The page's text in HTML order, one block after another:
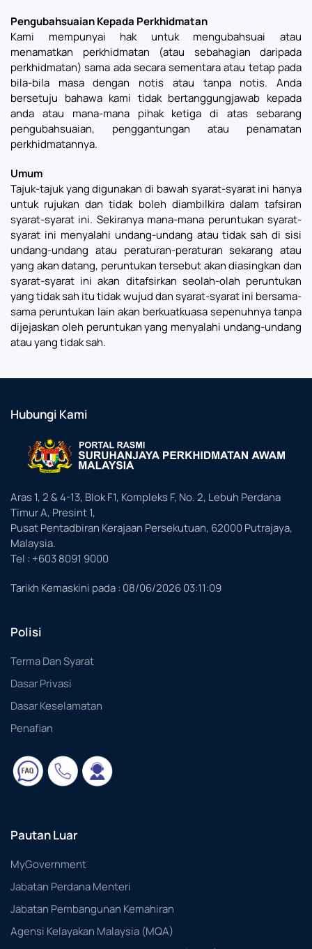
Pengubahsuaian Kepada Perkhidmatan
Kami mempunyai hak untuk mengubahsuai atau
menamatkan perkhidmatan (atau sebahagian daripada
perkhidmatan) sama ada secara sementara atau tetap pada
bila-bila masa dengan notis atau tanpa notis. Anda
bersetuju bahawa kami tidak bertanggungjawab kepada
anda atau mana-mana pihak ketiga di atas sebarang
pengubahsuaian, penggantungan atau penamatan
perkhidmatannya.
Umum
Tajuk-tajuk yang digunakan di bawah syarat-syarat ini hanya
untuk rujukan dan tidak boleh diambilkira dalam tafsiran
syarat-syarat ini. Sekiranya mana-mana peruntukan syarat-
syarat ini menyalahi undang-undang atau tidak sah di sisi
undang-undang atau peraturan-peraturan sekarang atau
yang akan datang, peruntukan tersebut akan diasingkan dan
syarat-syarat ini akan ditafsirkan seolah-olah peruntukan
yang tidak sah itu tidak wujud dan syarat-syarat ini bersama-
sama peruntukan lain akan berkuatkuasa sepenuhnya tanpa
dijejaskan oleh peruntukan yang menyalahi undang-undang
atau yang tidak sah.
Hubungi Kami
Aras 1, 2 & 4-13, Blok F1, Kompleks F, No. 2, Lebuh Perdana
Timur A, Presint 1,
Pusat Pentadbiran Kerajaan Persekutuan, 62000 Putrajaya,
Malaysia.
Tel : +603 8091 9000
Tarikh Kemaskini pada : 08/06/2026 03:11:09
Polisi
Terma Dan Syarat
Dasar Privasi
Dasar Keselamatan
Penafian
Pautan Luar
MyGovernment
Jabatan Perdana Menteri
Jabatan Pembangunan Kemahiran
Agensi Kelayakan Malaysia (MQA)